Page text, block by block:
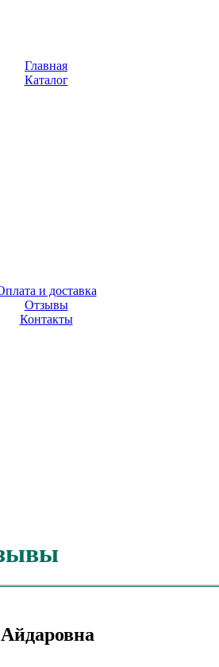
Главная
Каталог
и доставка
Отзывы
Контакты